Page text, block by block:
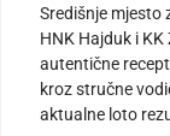
Središnje mjesto
HNK Hajduk i
autentične
kroz stručne
aktualne loto